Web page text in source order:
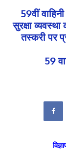
59वीं
सुरक्षा
तस्करी पर
59